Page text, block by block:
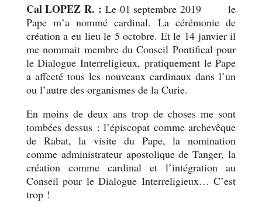
Cal LOPEZ R. : Le 01 septembre 20192019,
le
Pape m’a nommé cardinal. La cérémonie de
création a eu lieu le 5 octobre. Et le 14 janvier il
me nommait membre du Conseil Pontifical pour
le Dialogue Interreligieux, pratiquement le Pape
a affecté tous les nouveaux cardinaux dans l’un
ou l’autre des organismes de la Curie.
En moins de deux ans trop de choses me sont
tombées dessus : l’épiscopat comme archevêque
de Rabat, la visite du Pape, la nomination
comme administrateur apostolique de Tanger, la
création comme cardinal et l’intégration au
Conseil pour le Dialogue Interreligieux… C’est
trop !